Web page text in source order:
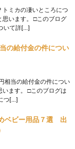
ミカの凄いところにつ
います。 □このブログ
いて詳[…]
の給付金の件につい
相当の給付金の件につい
ます。 □このブログは
つ[…]
ベビー用品７選 出